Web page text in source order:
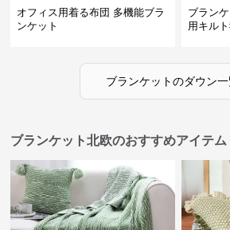
オフィス用着る布団 多機能ブラ
ンケット
ブラン
用キル
ブランケットのダウン
ブランケット北欧のおすすめアイテム